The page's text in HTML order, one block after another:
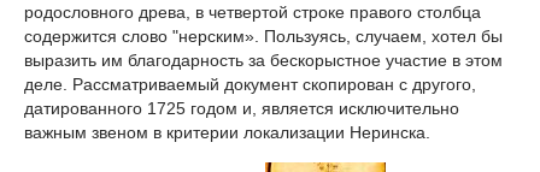
родословного древа, в четвертой строке правого столбца
содержится слово "нерским». Пользуясь, случаем, хотел бы
выразить им благодарность за бескорыстное участие в этом
деле. Рассматриваемый документ скопирован с другого,
датированного 1725 годом и, является исключительно
важным звеном в критерии локализации Неринска.